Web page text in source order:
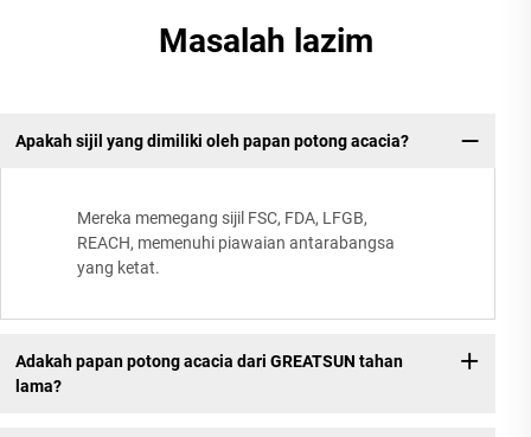
Masalah lazim
Apakah sijil yang dimiliki oleh papan potong acacia?
Mereka memegang sijil FSC, FDA, LFGB,
REACH, memenuhi piawaian antarabangsa
yang ketat.
Adakah papan potong acacia dari GREATSUN tahan
lama?